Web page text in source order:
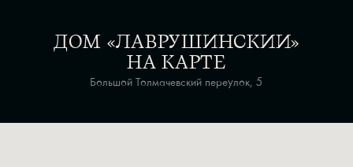
ДОМ «ЛАВРУШИНСКИЙ»
НА КАРТЕ
Большой Толмачевский переулок, 5